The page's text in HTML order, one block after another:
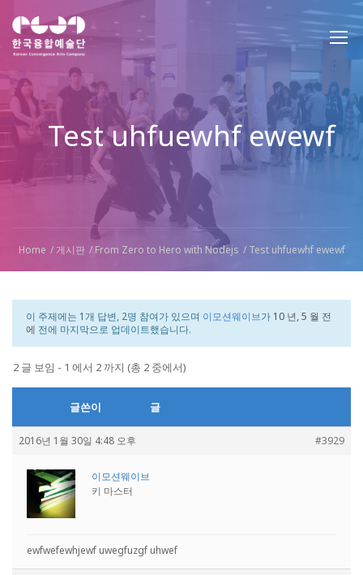
Test uhfuewhf ewewf
Home 게시판 From Zero to Hero with Nodejs Test uhfuewhf ewewf
이 주제에는 1개 답변, 2명 참여가 있으며 이모션웨이브가 10 년, 5 월 전
에 전에 마지막으로 업데이트했습니다.
2 글 보임 - 1 에서 2 까지 (총 2 중에서)
글쓴이 글
2016년 1월 30일 4:48 오후 #3929
이모션웨이브
키 마스터
ewfwefewhjewf uwegfuzgf uhwef